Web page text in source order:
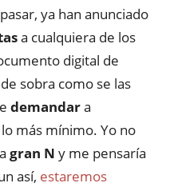
ya han anunciado
a cualquiera de los
digital de
sobra como se las
demandara
más mínimo. Yo no
gran N y me pensaría
así, estaremos